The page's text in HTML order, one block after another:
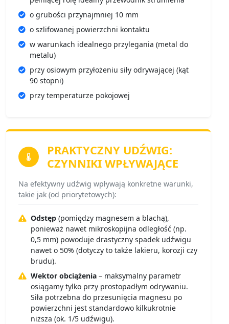
o grubości przynajmniej 10 mm
o szlifowanej powierzchni kontaktu
w warunkach idealnego przylegania (metal do
metalu)
przy osiowym przyłożeniu siły odrywającej (kąt
90 stopni)
przy temperaturze pokojowej
PRAKTYCZNY UDŹWIG:
CZYNNIKI WPŁYWAJĄCE
Na efektywny udźwig wpływają konkretne warunki,
takie jak (od priorytetowych):
Odstęp (pomiędzy magnesem a blachą),
ponieważ nawet mikroskopijna odległość (np.
0,5 mm) powoduje drastyczny spadek udźwigu
nawet o 50% (dotyczy to także lakieru, korozji czy
brudu).
Wektor obciążenia – maksymalny parametr
osiągamy tylko przy prostopadłym odrywaniu.
Siła potrzebna do przesunięcia magnesu po
powierzchni jest standardowo kilkukrotnie
niższa (ok. 1/5 udźwigu).